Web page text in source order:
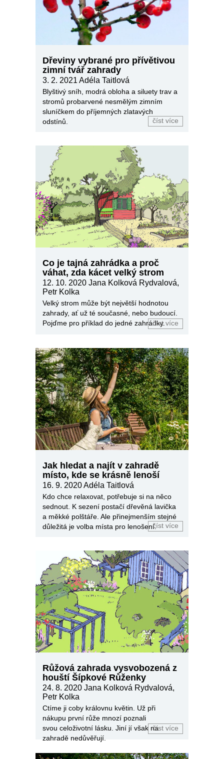
Dřeviny vybrané pro přívětivou
zimní tvář zahrady
3. 2. 2021 Adéla Taitlová
Blyštivý sníh, modrá obloha a siluety trav a
stromů probarvené nesmělým zimním
sluníčkem do příjemných zlatavých
odstínů.
číst více
Co je tajná zahrádka a proč
váhat, zda kácet velký strom
12. 10. 2020 Jana Kolková Rydvalová,
Petr Kolka
Velký strom může být největší hodnotou
zahrady, ať už té současné, nebo budoucí.
Pojďme pro příklad do jedné zahrádky.číst více
Jak hledat a najít v zahradě
místo, kde se krásně lenoší
16. 9. 2020Adéla Taitlová
Kdo chce relaxovat, potřebuje si na něco
sednout. K sezení postačí dřevěná lavička
a měkké polštáře. Ale přinejmenším stejné
důležitá je volba místa pro lenošení.číst více
Růžová zahrada vysvobozená z
houští Šípkové Růženky
24. 8. 2020 Jana Kolková Rydvalová,
Petr Kolka
Ctíme ji coby královnu květin. Už při
nákupu první růže mnozí poznali
svou celoživotní lásku. Jiní jí však na
zahradě nedůvěřují.
číst více